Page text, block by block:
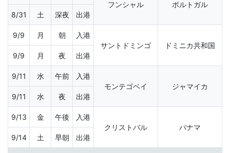
フンシャル
ポルトガル
8/31
土 深夜 出港
9/9 月 朝
入港
サントドミンゴ
ドミニカ共和国
9/9
月 夜 出港
9/11 水 午前
入港
モンテゴベイ
ジャマイカ
9/11
水 夜 出港
9/13 金 午後
入港
クリストバル
パナマ
9/14
土 早朝 出港